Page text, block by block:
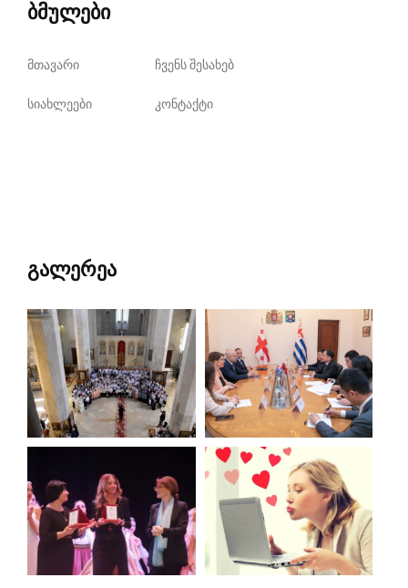
ბმულები
მთავარი ჩვენს შესახებ
სიახლეები კონტაქტი
გალერეა